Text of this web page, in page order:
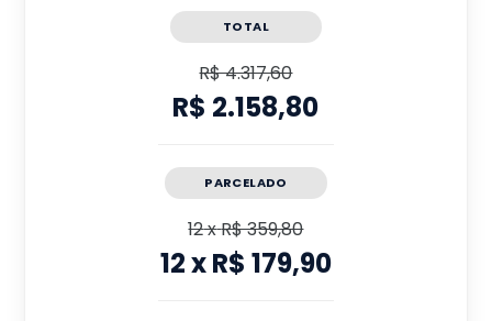
TOTAL
R$ 4.317,60
R$ 2.158,80
PARCELADO
12xR$ 359,80
12xR$ 179,90